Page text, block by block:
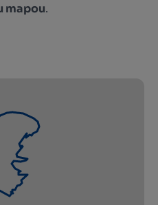
mapou.